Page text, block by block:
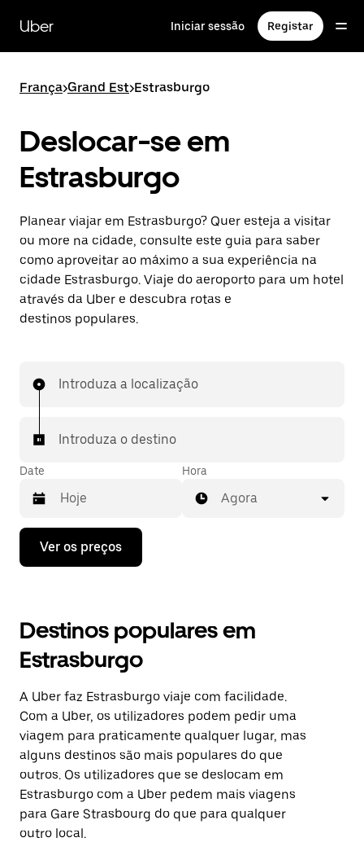
para
conteúdo
Uber Iniciar sessão Registar
França>Grand Est>Estrasburgo
Deslocar-se em
Estrasburgo
Planear viajar em Estrasburgo? Quer esteja a visitar
ou more na cidade, consulte este guia para saber
como aproveitar ao máximo a sua experiência na
cidade Estrasburgo. Viaje do aeroporto para um hotel
através da Uber e descubra rotas e
destinos populares.
Introduza a localização
Introduza o destino
Date
Prima
tecla
interagir
com
o
calendário
selecionar
uma
data.
Prima
o
botão
Esc
para
fechar
o
Hora
Agora
Ver os preços
Destinos populares em
Estrasburgo
A Uber faz Estrasburgo viaje com facilidade.
Com a Uber, os utilizadores podem pedir uma
viagem para praticamente qualquer lugar, mas
alguns destinos são mais populares do que
outros. Os utilizadores que se deslocam em
Estrasburgo com a Uber pedem mais viagens
para Gare Strasbourg do que para qualquer
outro local.